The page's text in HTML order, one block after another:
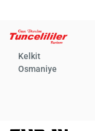
Kelkit
Osmaniye